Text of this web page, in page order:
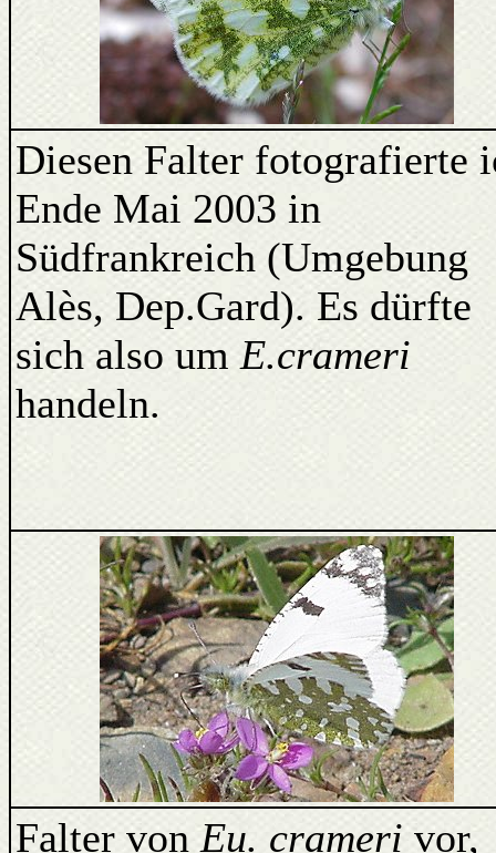
Diesen Falter fotografierte
Ende Mai 2003 in
Südfrankreich (Umgebung
Alès, Dep.Gard). Es dürfte
sich also um E.crameri
handeln.
Falter von Eu. cramerivor,